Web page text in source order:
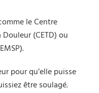
le Centre
(CETD) ou
pour qu’elle puisse
être soulagé.